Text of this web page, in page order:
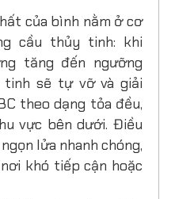
của bình nằm ở cơ
cầu thủy tinh: khi
tăng đến ngưỡng
tinh sẽ tự vỡ và giải
theo dạng tỏa đều,
vực bên dưới. Điều
lửa nhanh chóng,
khó tiếp cận hoặc